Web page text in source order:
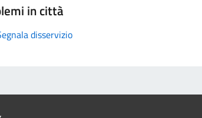
in città
disservizio